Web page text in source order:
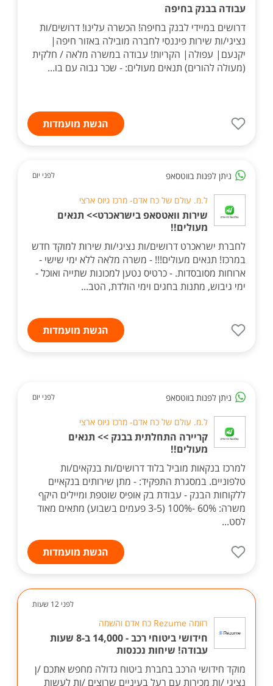
עבודה בבנק בחיפה
דרושים במיידי לבנק בחיפה! הכשרה עלינו! דרושים/ות
נציגי/ות שירות פיננסי לחברה מובילה באזור חיפה|
יקנעם| עפולה| הקריות! עבודה במשרה מלאה / חלקית
(מעולה להורים) תנאים מעולים: - שכר גבוה עם בו...
הגשת מועמדות
ניתן לפנות בווטסאפ לפני יום
ל.מ. עולם של כח אדם- מרכז גיוס ארצי
שירות וואטסאפ בישראכרט>> תנאים
מעולים!!
לחברת ישראכרט דרושים/ות נציגי/ות שירות למוקד חדש
במרכז! תנאים מעולים!!! - משרה מלאה ללא ימי שישי -
ארוחות מסובסדות. - כרטיס נטען למכונות שתייה ואוכל -
ימי גיבוש, מתנות בחגים וימי הולדת, הטב...
הגשת מועמדות
ניתן לפנות בווטסאפ לפני יום
ל.מ. עולם של כח אדם- מרכז גיוס ארצי
קריירה התחלתית בבנק >> תנאים
מעולים!!
למרכז בנקאות מוביל בלוד דרושים/ות בנקאים/ות
טלפוניים. במסגרת התפקיד: - מתן שירותים בנקאיים
ללקוחות הבנק - עבודת בק אופיס שוטפת ומיילים היקף
משרה: 60% -100% (3-5 פעמים בשבוע) מתאים מאוד
לסט...
הגשת מועמדות
לפני 12 שעות
רזומה Rezume כח אדם והשמה
חידושי ביטוחי רכב - 14,000 ב-8 שעות
עבודה! שיחות נכנסות
מוקד חידושי הרכב בחברת ביטוח גדולה מחפש אתכם /ן
נציגי /ות מכירות עם רעל בעיניים שרוצים /ות לעשות